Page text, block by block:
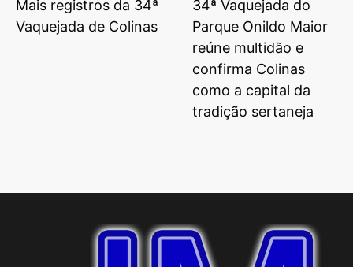
Mais registros da 34ª
Vaquejada de Colinas
34ª Vaquejada do
Parque Onildo Maior
reúne multidão e
confirma Colinas
como a capital da
tradição sertaneja